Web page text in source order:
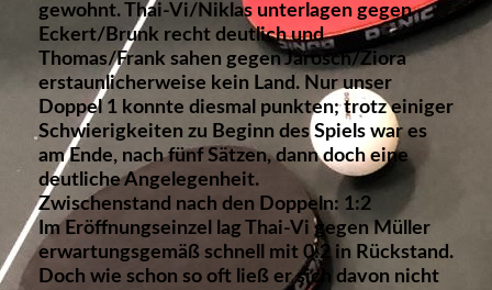
gewohnt. Thai-Vi/Niklas unterlagen gegen
Eckert/Brunk recht deutlich und
Thomas/Frank sahen gegen Jarosch/Ziora
erstaunlicherweise kein Land. Nur unser
Doppel 1 konnte diesmal punkten; trotz einiger
Schwierigkeiten zu Beginn des Spiels war es
am Ende, nach fünf Sätzen, dann doch eine
deutliche Angelegenheit.
Zwischenstand nach den Doppeln: 1:2
Im Eröffnungseinzel lag Thai-Vi gegen Müller
erwartungsgemäß schnell mit 0:2 in Rückstand.
Doch wie schon so oft ließ er sich davon nicht